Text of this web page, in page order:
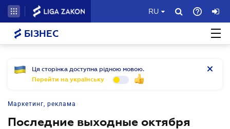
RU
БІЗНЕС
Ця сторінка доступна рідною мовою.
Перейти на українську
Маркетинг, реклама
Последние выходные октября